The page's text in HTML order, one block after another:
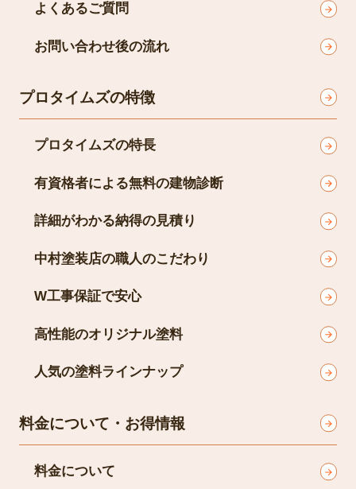
よくあるご質問
お問い合わせ後の流れ
プロタイムズの特徴
プロタイムズの特長
有資格者による無料の建物診断
詳細がわかる納得の見積り
中村塗装店の職人のこだわり
W工事保証で安心
高性能のオリジナル塗料
人気の塗料ラインナップ
料金について・お得情報
料金について